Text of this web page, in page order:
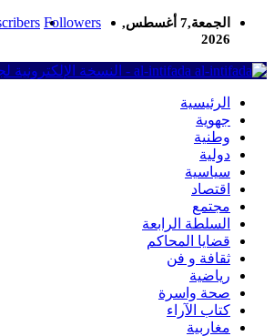
Followers
الجمعة,7 أغسطس,
2026
al-intifada - النسخة الإلكترونية لجريدة الانتفاضة
الرئيسية
جهوية
وطنية
دولية
سياسية
اقتصاد
مجتمع
السلطة الرابعة
قضايا المحاكم
ثقافة و فن
رياضية
صحة واسرة
كتاب الآراء
مغاربية